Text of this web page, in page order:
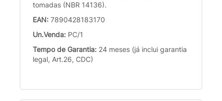
tomadas (NBR 14136).
EAN: 7890428183170
Un.Venda: PC/1
Tempo de Garantia: 24 meses (já inclui garantia
legal, Art.26, CDC)